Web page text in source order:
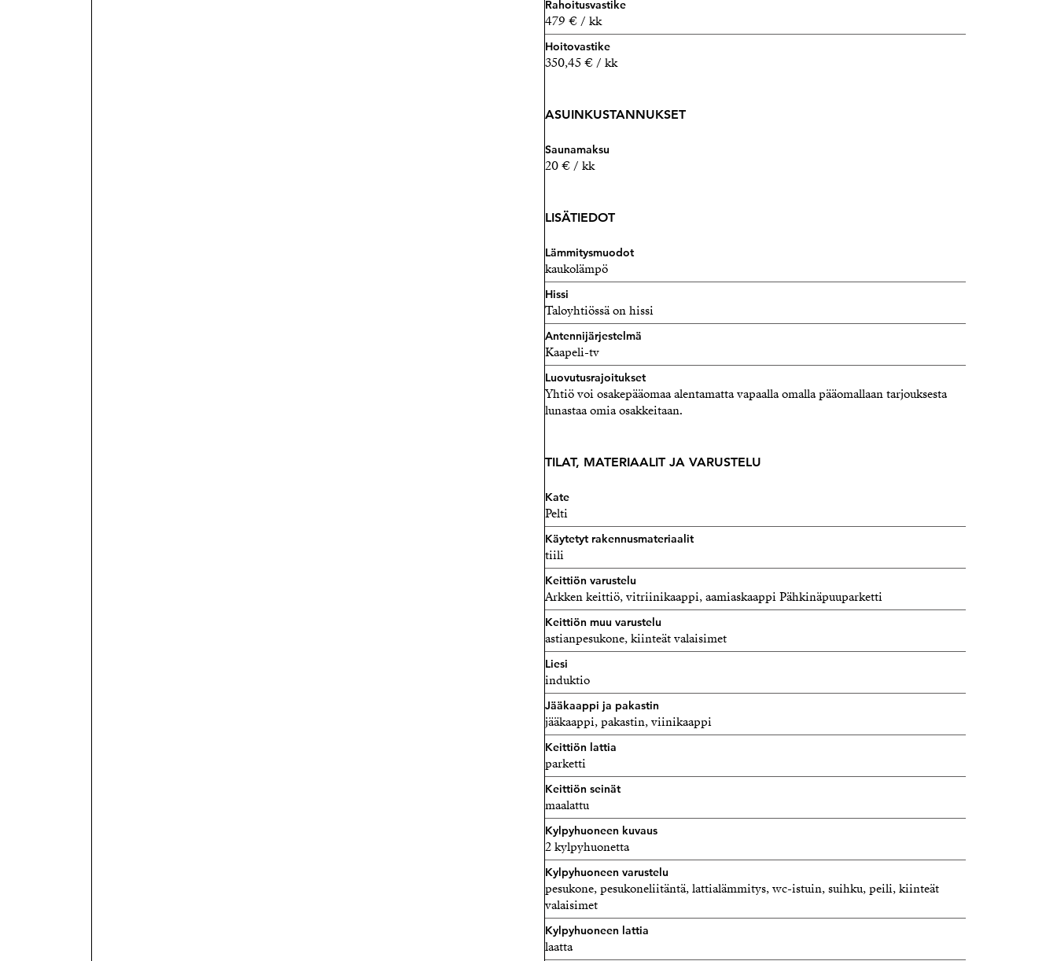
Rahoitusvastike
479 € / kk
Hoitovastike
350,45 € / kk
ASUINKUSTANNUKSET
Saunamaksu
20 € / kk
LISÄTIEDOT
Lämmitysmuodot
kaukolämpö
Hissi
Taloyhtiössä on hissi
Antennijärjestelmä
Kaapeli-tv
Luovutusrajoitukset
Yhtiö voi osakepääomaa alentamatta vapaalla omalla pääomallaan tarjouksesta
lunastaa omia osakkeitaan.
TILAT, MATERIAALIT JA VARUSTELU
Kate
Pelti
Käytetyt rakennusmateriaalit
tiili
Keittiön varustelu
Arkken keittiö, vitriinikaappi, aamiaskaappi Pähkinäpuuparketti
Keittiön muu varustelu
astianpesukone, kiinteät valaisimet
Liesi
induktio
Jääkaappi ja pakastin
jääkaappi, pakastin, viinikaappi
Keittiön lattia
parketti
Keittiön seinät
maalattu
Kylpyhuoneen kuvaus
2 kylpyhuonetta
Kylpyhuoneen varustelu
pesukone, pesukoneliitäntä, lattialämmitys, wc-istuin, suihku, peili, kiinteät
valaisimet
Kylpyhuoneen lattia
laatta